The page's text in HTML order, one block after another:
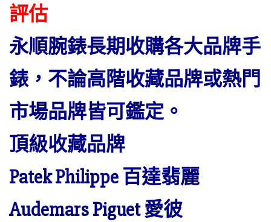
評估
永順腕錶長期收購各大品牌手
錶，不論高階收藏品牌或熱門
市場品牌皆可鑑定。
頂級收藏品牌
Patek Philippe 百達翡麗
Audemars Piguet 愛彼